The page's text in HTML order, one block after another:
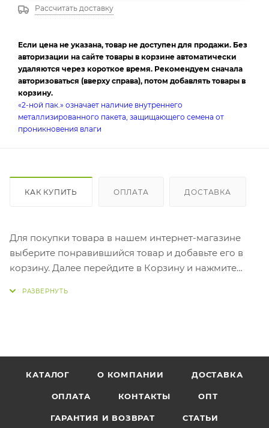
Рассчитать доставку
Если цена не указана, товар не доступен для продажи. Без
авторизации на сайте товары в корзине автоматически
удаляются через короткое время. Рекомендуем сначала
авторизоваться (вверху справа), потом добавлять товары в
корзину.
«2-ной пак.» означает наличие внутреннего
металлизированного пакета, защищающего семена от
проникновения влаги
КАК КУПИТЬ ОПЛАТА ДОСТАВКА
Для покупки товара в нашем интернет-магазине
выберите понравившийся товар и добавьте его в
корзину. Далее перейдите в Корзину и нажмите
самовывозе заказ можно забрать после получения
смс о готовности заказа.
Машиностроителей 7А, если в названии товара не
указано другое.
КАТАЛОГ О КОМПАНИИ ДОСТАВКА
ОПЛАТА КОНТАКТЫ ОПТ
ГАРАНТИЯ И ВОЗВРАТ СТАТЬИ